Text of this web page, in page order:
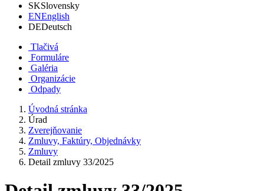
SKSlovensky
ENEnglish
DEDeutsch
Tlačivá
Formuláre
Galéria
Organizácie
Odpady
Úvodná stránka
Úrad
Zverejňovanie
Zmluvy, Faktúry, Objednávky
Zmluvy
Detail zmluvy 33/2025